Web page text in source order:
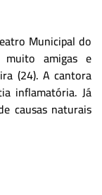
Municipal do
amigas e
(24). A cantora
inflamatória. Já
causas naturais